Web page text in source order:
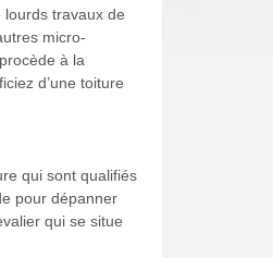
travaux de
micro-
à la
d’une toiture
qui sont qualifiés
pour dépanner
qui se situe